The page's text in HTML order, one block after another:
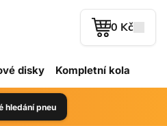
0 Kč
disky Kompletní kola
hledání pneu